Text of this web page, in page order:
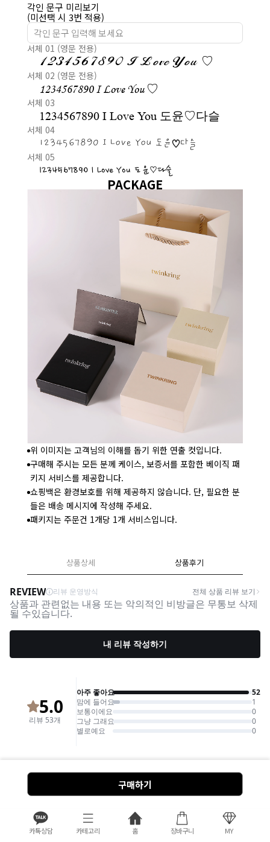
카톡상담 카테고리 홈 장바구니 MY
구매하기
각인 문구 미리보기
(미선택 시 3번 적용)
서체 01 (영문 전용)
1234567890 I Love You ♡
서체 02 (영문 전용)
1234567890 I Love You ♡
서체 03
1234567890 I Love You 도윤♡다슬
서체 04
1234567890 I Love You 도윤♡다슬
서체 05
1234567890 I Love You 도윤♡다슬
PACKAGE
위 이미지는 고객님의 이해를 돕기 위한 연출 컷입니다.
구매해 주시는 모든 분께 케이스, 보증서를 포함한 베이직 패
키지 서비스를 제공합니다.
쇼핑백은 환경보호를 위해 제공하지 않습니다. 단, 필요한 분
들은 배송 메시지에 작성해 주세요.
패키지는 주문건 1개당 1개 서비스입니다.
상품상세 상품후기